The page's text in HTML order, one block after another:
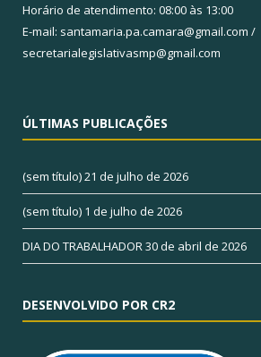
Horário de atendimento: 08:00 às 13:00
E-mail: santamaria.pa.camara@gmail.com /
secretarialegislativasmp@gmail.com
ÚLTIMAS PUBLICAÇÕES
(sem título)21 de julho de 2026
(sem título) 1 de julho de 2026
DIA DO TRABALHADOR30 de abril de 2026
DESENVOLVIDO POR CR2